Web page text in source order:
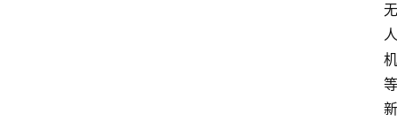
无
人
机
等
新